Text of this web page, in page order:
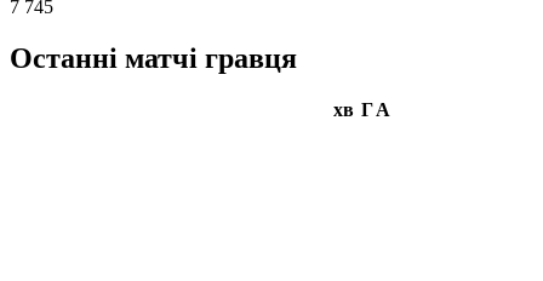
7 745
Останні матчі гравця
хв ГА